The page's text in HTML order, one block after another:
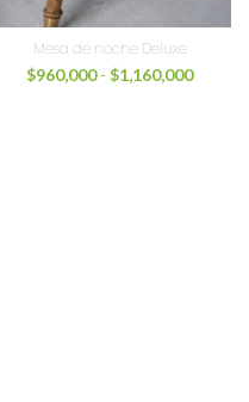
Mesa de noche Deluxe
$960,000 - $1,160,000